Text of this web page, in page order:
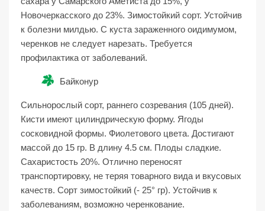
Новочеркасского до 23%. Зимостойкий сорт. Устойчив
к болезни милдью. С куста зараженного оидимумом,
черенков не следует нарезать. Требуется
профилактика от заболеваний.
Байконур
Сильнорослый сорт, раннего созревания (105 дней).
Кисти имеют цилиндрическую форму. Ягоды
сосковидной формы. Фиолетового цвета. Достигают
массой до 15 гр. В длину 4.5 см. Плоды сладкие.
Сахаристость 20%. Отлично переносят
транспортировку, не теряя товарного вида и вкусовых
качеств. Сорт зимостойкий (- 25° гр). Устойчив к
заболеваниям, возможно черенкование.